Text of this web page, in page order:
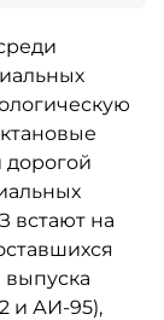
встают на
и АИ-95),